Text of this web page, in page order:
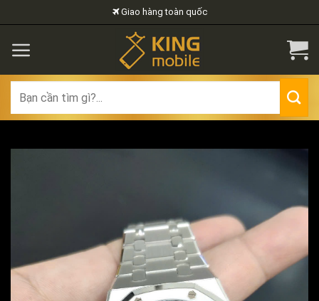
to
content
Giao hàng toàn quốc
for: